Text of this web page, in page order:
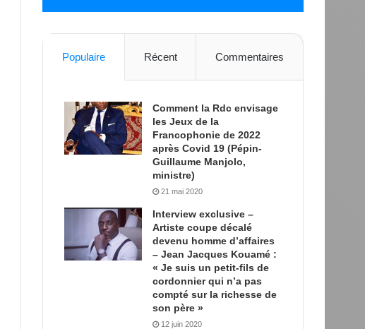
Populaire Récent Commentaires
Comment la Rdc envisage
les Jeux de la
Francophonie de 2022
après Covid 19 (Pépin-
Guillaume Manjolo,
ministre)
21 mai 2020
Interview exclusive –
Artiste coupe décalé
devenu homme d’affaires
– Jean Jacques Kouamé :
« Je suis un petit-fils de
cordonnier qui n’a pas
compté sur la richesse de
son père »
12 juin 2020